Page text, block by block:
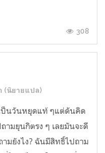
308
า (นิยายแปล)
ป็นวันหยุดแท้ ๆแต่ดันคิด
มยุนกิตรง ๆ เลยมันจะดี
มยังไง? ฉันมีสิทธิ์ไปถาม